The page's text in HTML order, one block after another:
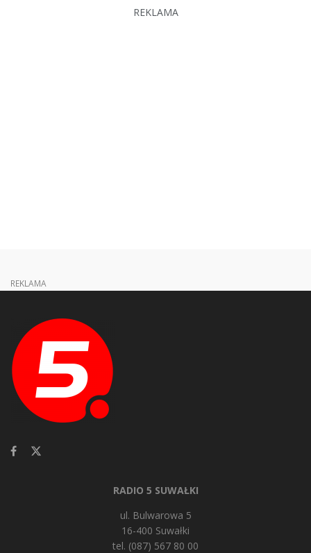
REKLAMA
REKLAMA
RADIO 5 SUWAŁKI
ul. Bulwarowa 5
16-400 Suwałki
tel. (087) 567 80 00